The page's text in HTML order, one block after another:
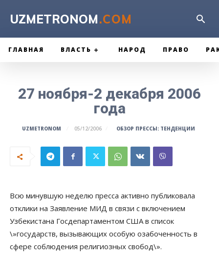
UZMETRONOM.COM
ГЛАВНАЯ ВЛАСТЬ НАРОД ПРАВО
27 ноября-2 декабря 2006
года
UZMETRONOM 05/12/2006 ОБЗОР ПРЕССЫ: ТЕНДЕНЦИИ
Всю минувшую неделю пресса активно публиковала
отклики на Заявление МИД в связи с включением
Узбекистана Госдепартаментом США в список
\»государств, вызывающих особую озабоченность в
сфере соблюдения религиозных свобод\».